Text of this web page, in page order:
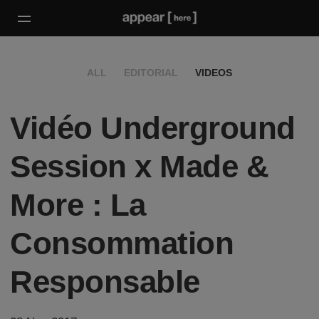
ALL EDITORIAL VIDEOS
Vidéo Underground
Session x Made &
More : La
Consommation
Responsable